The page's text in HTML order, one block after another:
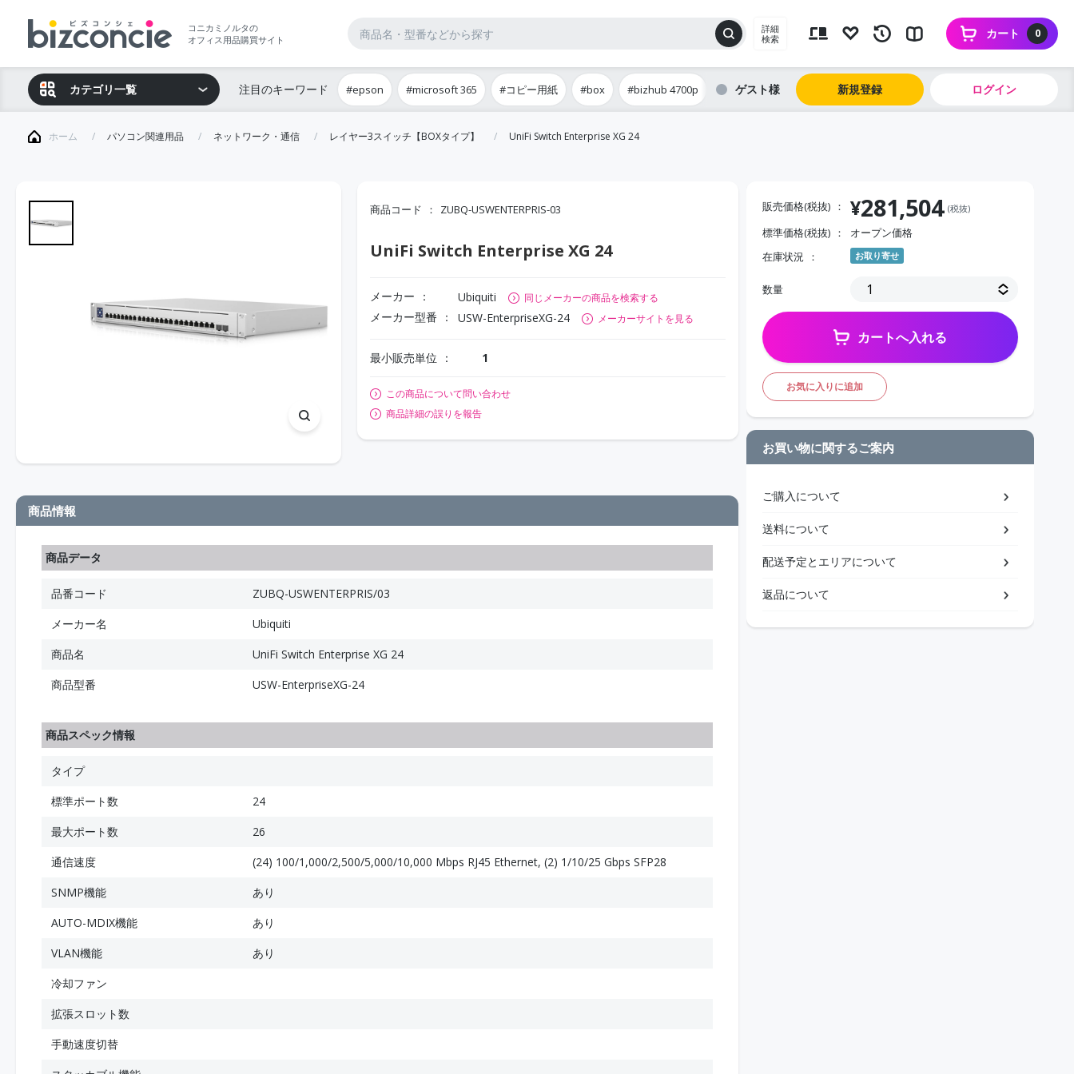
コニカミノルタの
オフィス用品購買サイト
詳細
検索
0
カート
カテゴリ一覧 注目のキーワード #epson #microsoft 365 #コピー用紙 #box #bizhub 4700p ゲスト 新規登録 ログイン
ホーム パソコン関連用品 ネットワーク・通信 レイヤー3スイッチ【BOXタイプ】 UniFi Switch Enterprise XG 24
商品コード ZUBQ-USWENTERPRIS-03
UniFi Switch Enterprise XG 24
メーカー Ubiquiti 同じメーカーの商品を検索する
メーカー型番 USW-EnterpriseXG-24 メーカーサイトを見る
最小販売単位 1
この商品について問い合わせ
商品詳細の誤りを報告
商品情報
商品データ
品番コード
ZUBQ-USWENTERPRIS/03
メーカー名
Ubiquiti
商品名
UniFi Switch Enterprise XG 24
商品型番
USW-EnterpriseXG-24
商品スペック情報
タイプ
標準ポート数
24
最大ポート数
26
通信速度
(24) 100/1,000/2,500/5,000/10,000 Mbps RJ45 Ethernet, (2) 1/10/25 Gbps SFP28
SNMP機能
あり
AUTO-MDIX機能
あり
VLAN機能
あり
冷却ファン
拡張スロット数
手動速度切替
販売価格(税抜) ¥281,504 (税抜)
標準価格(税抜)
オープン価格
在庫状況
お取り寄せ
数量
カートへ入れる
お気に入りに追加
お買い物に関するご案内
ご購入について
送料について
配送予定とエリアについて
返品について